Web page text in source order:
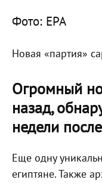
Фото: EPA
Новая «партия»
Огромный
назад,
недели
Еще одну
египтяне. Также